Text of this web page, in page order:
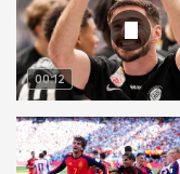
00:12